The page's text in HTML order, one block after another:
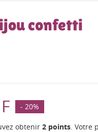
confetti
- 20%
obtenir 2points. Votre